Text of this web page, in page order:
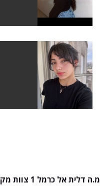
מ.ה דלית אל כרמל 1 צוות מקצועי